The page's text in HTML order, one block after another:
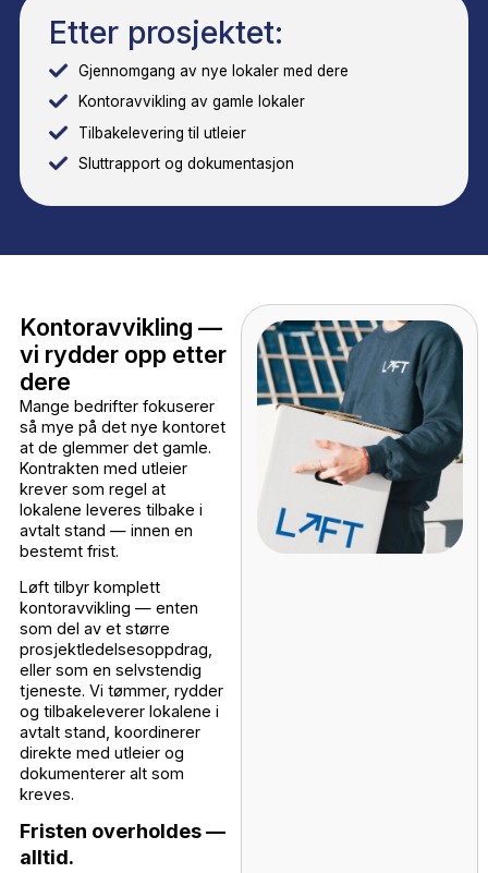
Før prosjektet:
Gratis befaring og kartlegging av omfang
Utarbeidelse av detaljert prosjektplan
Merkingssystem og plantegning for nye lokaler
Koordinering med IT-avdeling og andre
Under prosjektet:
Daglig ledelse av mannskap på bakken
Koordinering mellom alle team og leverandører
Løpende kommunikasjon med dere
Håndtering av uforutsette situasjoner
Dokumentasjon underveis
Etter prosjektet:
Gjennomgang av nye lokaler med dere
Kontoravvikling av gamle lokaler
Tilbakelevering til utleier